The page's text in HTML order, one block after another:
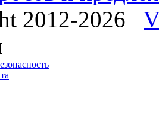
2012-2026